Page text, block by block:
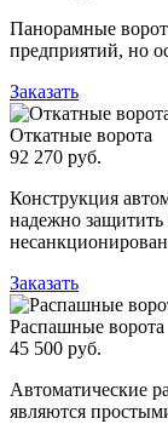
Панорамные
предприятий, но
Заказать
Откатные ворота
92 270 руб.
Конструкция
надежно
Заказать
Распашные ворота
45 500 руб.
Автоматические
являются